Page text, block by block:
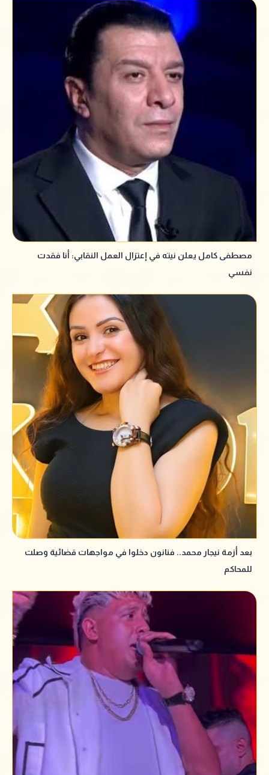
مصطفى كامل يعلن نيته في إعتزال العمل النقابي: أنا فقدت
نفسي
بعد أزمة نيجار محمد.. فنانون دخلوا في مواجهات قضائية وصلت
للمحاكم